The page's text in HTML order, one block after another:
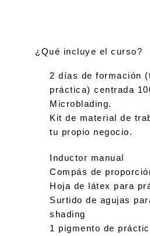
¿Qué incluye el curso?
2 días de formación
práctica) centrada
Microblading.
Kit de material de
tu propio negocio.
Inductor manual
Compás de
Hoja de látex para
Surtido de agujas
shading
1 pigmento de